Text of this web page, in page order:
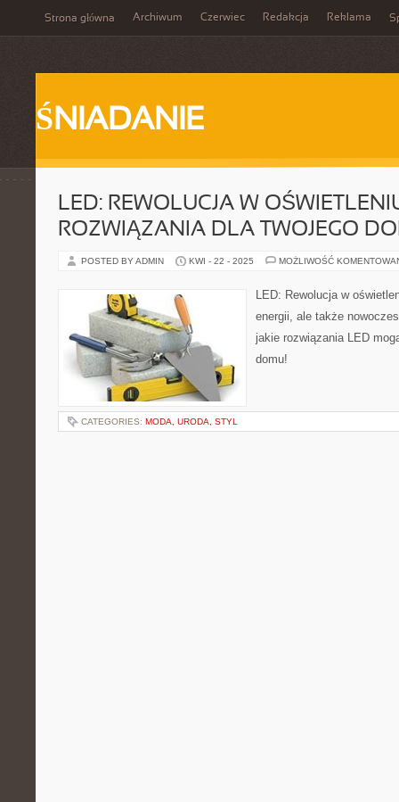
Strona główna Archiwum Czerwiec Redakcja Reklama
ŚNIADANIE
LED: REWOLUCJA W
ROZWIĄZANIA DLA TWOJEGO
POSTED BY ADMIN KWI - 22 - 2025 MOŻLIWOŚĆ
LED: Rewolucja w
energii, ale także
jakie rozwiązania LED
domu!
CATEGORIES: MODA, URODA, STYL